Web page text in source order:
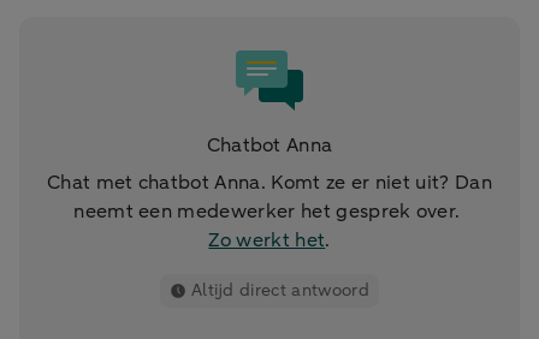
Chatbot Anna
Chat met chatbot Anna. Komt ze er niet uit? Dan
neemt een medewerker het gesprek over.
Zo werkt het.
Altijd direct antwoord